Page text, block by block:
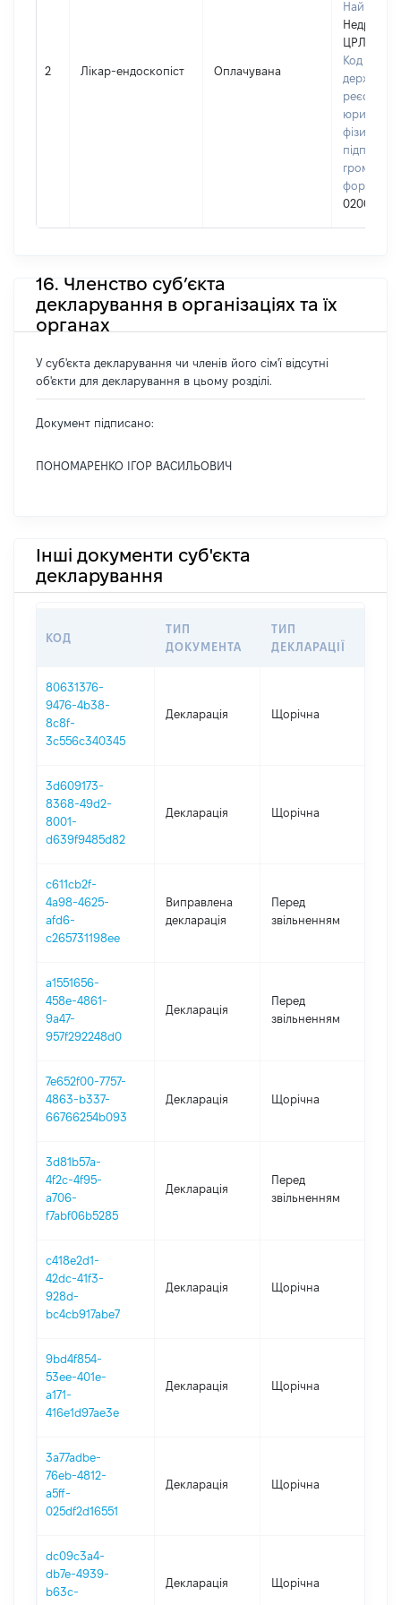
2 Лікар-ендоскопіст Оплачувана
ЦРЛ
Код в
реєстрі
фізичних
02007578
16. Членство суб’єкта
декларування в організаціях та їх
органах
У суб'єкта декларування чи членів його сім'ї відсутні
об'єкти для декларування в цьому розділі.
Документ підписано:
ПОНОМАРЕНКО ІГОР ВАСИЛЬОВИЧ
Інші документи суб'єкта
декларування
КОД
ТИП
ДОКУМЕНТА
ТИП
ДЕКЛАРАЦІЇ
80631376-
9476-4b38-
8c8f-
3c556c340345
Декларація Щорічна
3d609173-
8368-49d2-
8001-
d639f9485d82
Декларація Щорічна
c611cb2f-
4a98-4625-
afd6-
c265731198ee
Виправлена
декларація
Перед
звільненням
a1551656-
458e-4861-
9a47-
957f292248d0
Декларація
Перед
звільненням
7e652f00-7757-
4863-b337-
66766254b093
Декларація Щорічна
3d81b57a-
4f2c-4f95-
a706-
f7abf06b5285
Декларація
Перед
звільненням
c418e2d1-
42dc-41f3-
928d-
bc4cb917abe7
Декларація Щорічна
9bd4f854-
53ee-401e-
a171-
416e1d97ae3e
Декларація Щорічна
3a77adbe-
76eb-4812-
a5ff-
025df2d16551
Декларація Щорічна
dc09c3a4-
db7e-4939-
b63c-
Декларація Щорічна